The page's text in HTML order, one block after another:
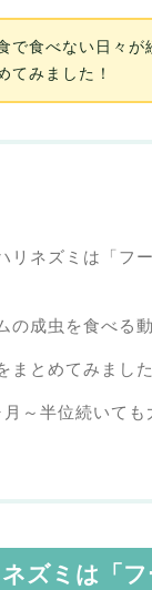
で食べない日々が
てみました！
リネズミは「フ
の成虫を食べる
まとめてみました
～半位続いても
ズミは「